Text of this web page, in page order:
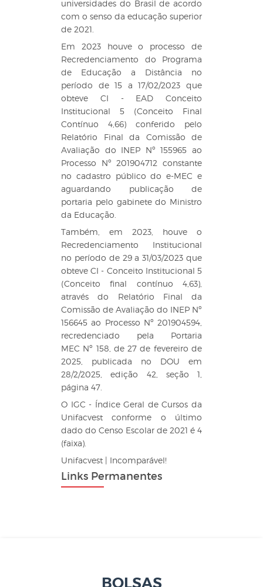
universidades do Brasil de acordo
com o senso da educação superior
de 2021.
Em 2023 houve o processo de
Recredenciamento do Programa
de Educação a Distância no
período de 15 a 17/02/2023 que
obteve CI - EAD Conceito
Institucional 5 (Conceito Final
Contínuo 4,66) conferido pelo
Relatório Final da Comissão de
Avaliação do INEP Nº 155965 ao
Processo Nº 201904712 constante
no cadastro público do e-MEC e
aguardando publicação de
portaria pelo gabinete do Ministro
da Educação.
Também, em 2023, houve o
Recredenciamento Institucional
no período de 29 a 31/03/2023 que
obteve CI - Conceito Institucional 5
(Conceito final contínuo 4,63),
através do Relatório Final da
Comissão de Avaliação do INEP Nº
156645 ao Processo Nº 201904594,
recredenciado pela Portaria
MEC Nº 158, de 27 de fevereiro de
2025, publicada no DOU em
28/2/2025, edição 42, seção 1,
página 47.
O IGC - Índice Geral de Cursos da
Unifacvest conforme o último
dado do Censo Escolar de 2021 é 4
(faixa).
Unifacvest | Incomparável!
Links Permanentes